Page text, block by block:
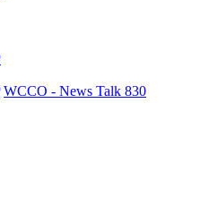
WCCO - News Talk 830